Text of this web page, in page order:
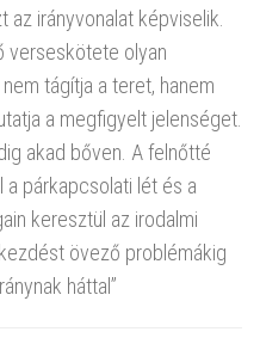
az irányvonalat képviselik.
verseskötete olyan
tágítja a teret, hanem
a megfigyelt jelenséget.
akad bőven. A felnőtté
párkapcsolati lét és a
keresztül az irodalmi
övező problémákig
háttal”